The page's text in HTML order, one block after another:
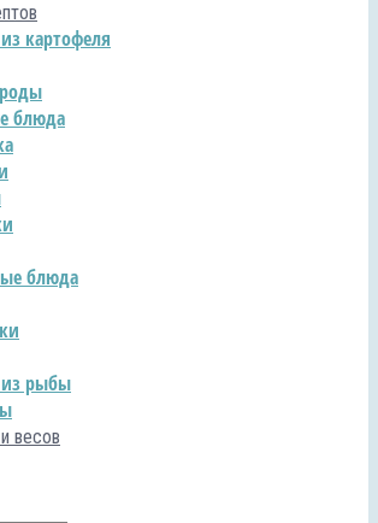
картофеля
блюда
блюда
рыбы
весов